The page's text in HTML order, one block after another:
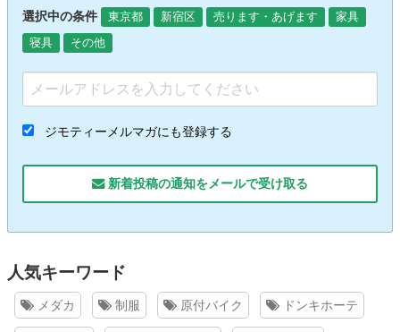
選択中の条件 東京都 新宿区 売ります・あげます
家具
寝具
その他
ジモティーメルマガにも登録する
新着投稿の通知をメールで受け取る
人気キーワード
メダカ 制服 原付バイク ドンキホーテ